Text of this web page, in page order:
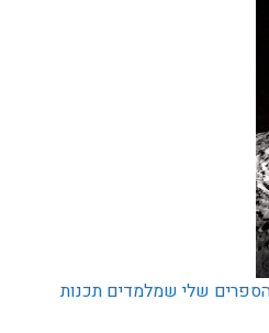
שלי שמלמדים תכנות